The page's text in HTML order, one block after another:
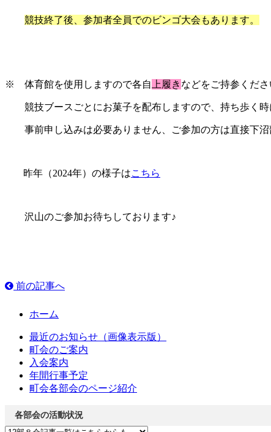
競技終了後、参加者全員でのビンゴ大会もあります。
※ 体育館を使用しますので各自 上履き などをご持参くださ
競技ブースごとにお菓子を配布しますので、持ち歩く時
事前申し込みは必要ありません、ご参加の方は直接下沼
昨年（2024年）の様子はこちら
沢山のご参加お待ちしております♪
前の記事へ
ホーム
最近のお知らせ（画像表示版）
町会のご案内
入会案内
年間行事予定
町会各部会のページ紹介
各部会の活動状況